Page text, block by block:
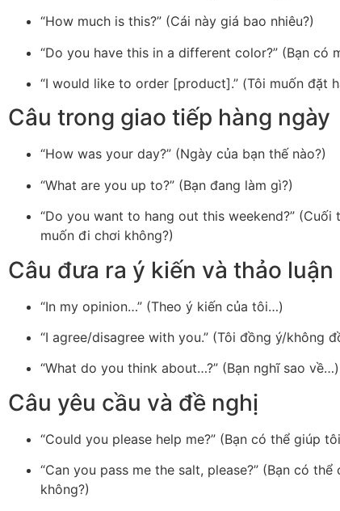
“How much is this?” (Cái này giá bao nhiêu?)
“Do you have this in a different color?” (Bạn có
“I would like to order [product].” (Tôi muốn đặt
Câu trong giao tiếp hàng ngày
“How was your day?” (Ngày của bạn thế nào?)
“What are you up to?” (Bạn đang làm gì?)
“Do you want to hang out this weekend?” (Cuối
muốn đi chơi không?)
Câu đưa ra ý kiến và thảo luận
“In my opinion…” (Theo ý kiến của tôi…)
“I agree/disagree with you.” (Tôi đồng ý/không
“What do you think about…?” (Bạn nghĩ sao về…)
Câu yêu cầu và đề nghị
“Could you please help me?” (Bạn có thể giúp
“Can you pass me the salt, please?” (Bạn có
không?)